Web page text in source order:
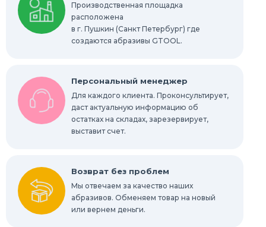
Шлифовальные абразивные губки, бруски
Радиальные шлифовальные круги
Конволютные круги
Абразивы для обработки труднодоступных
мест
Производственная площадка
расположена
в г. Пушкин (Санкт Петербург) где
создаются абразивы GTOOL.
Персональный менеджер
Для каждого клиента. Проконсультирует,
даст актуальную информацию об
остатках на складах, зарезервирует,
выставит счет.
Возврат без проблем
Мы отвечаем за качество наших
абразивов. Обменяем товар на новый
или вернем деньги.